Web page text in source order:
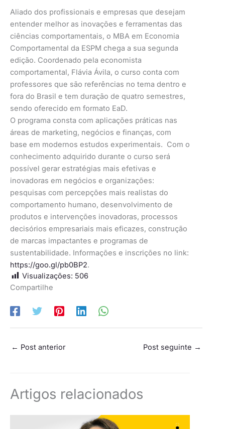
Aliado dos profissionais e empresas que desejam
entender melhor as inovações e ferramentas das
ciências comportamentais, o MBA em Economia
Comportamental da ESPM chega a sua segunda
edição. Coordenado pela economista
comportamental, Flávia Ávila, o curso conta com
professores que são referências no tema dentro e
fora do Brasil e tem duração de quatro semestres,
sendo oferecido em formato EaD.
O programa consta com aplicações práticas nas
áreas de marketing, negócios e finanças, com
base em modernos estudos experimentais. Com o
conhecimento adquirido durante o curso será
possível gerar estratégias mais efetivas e
inovadoras em negócios e organizações:
pesquisas com percepções mais realistas do
comportamento humano, desenvolvimento de
produtos e intervenções inovadoras, processos
decisórios empresariais mais eficazes, construção
de marcas impactantes e programas de
sustentabilidade. Informações e inscrições no link:
https://goo.gl/pb0BP2.
Visualizações: 506
Compartilhe
← Post anterior Post seguinte →
Artigos relacionados